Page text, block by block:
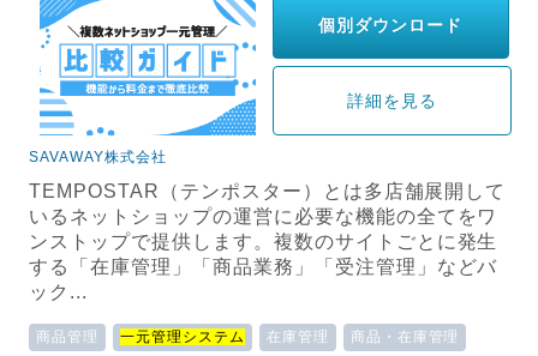
個別ダウンロード
詳細を見る
SAVAWAY株式会社
TEMPOSTAR（テンポスター）とは多店舗展開して
いるネットショップの運営に必要な機能の全てをワ
ンストップで提供します。複数のサイトごとに発生
する「在庫管理」「商品業務」「受注管理」などバ
ック...
商品管理 一元管理システム 在庫管理 商品・在庫管理